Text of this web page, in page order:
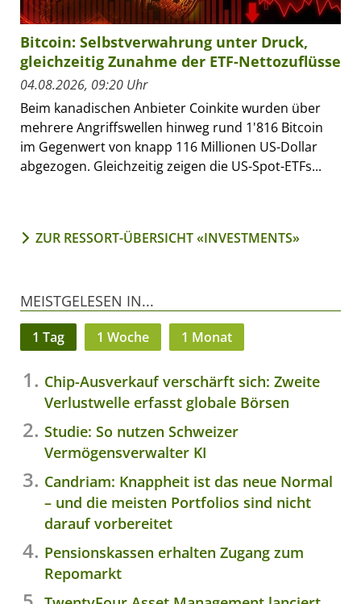
Bitcoin: Selbstverwahrung unter Druck,
gleichzeitig Zunahme der ETF-Nettozuflüsse
04.08.2026, 09:20 Uhr
Beim kanadischen Anbieter Coinkite wurden über
mehrere Angriffswellen hinweg rund 1'816 Bitcoin
im Gegenwert von knapp 116 Millionen US-Dollar
abgezogen. Gleichzeitig zeigen die US-Spot-ETFs...
ZUR RESSORT-ÜBERSICHT «INVESTMENTS»
MEISTGELESEN IN...
1 Tag 1 Woche 1 Monat
Chip-Ausverkauf verschärft sich: Zweite
Verlustwelle erfasst globale Börsen
Studie: So nutzen Schweizer
Vermögensverwalter KI
Candriam: Knappheit ist das neue Normal
– und die meisten Portfolios sind nicht
darauf vorbereitet
Pensionskassen erhalten Zugang zum
Repomarkt